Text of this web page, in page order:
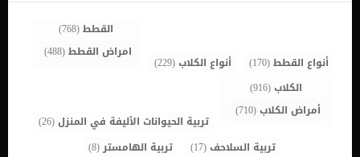
أنواع القطط(170) أنواع الكلاب(229)
القطط(768)
امراض القطط(488)
الكلاب(916)
أمراض الكلاب(710)
تربية الحيوانات الأليفة في المنزل(26)
تربية السلاحف(17) تربية الهامستر(8)